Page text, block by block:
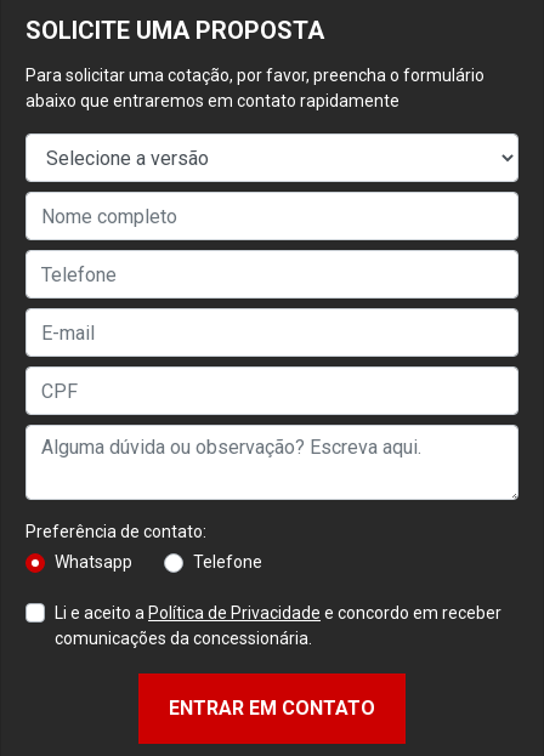
SOLICITE UMA PROPOSTA
Para solicitar uma cotação, por favor, preencha o formulário
abaixo que entraremos em contato rapidamente
Preferência de contato:
Whatsapp
Telefone
Li e aceito a Política de Privacidade e concordo em receber
comunicações da concessionária.
ENTRAR EM CONTATO